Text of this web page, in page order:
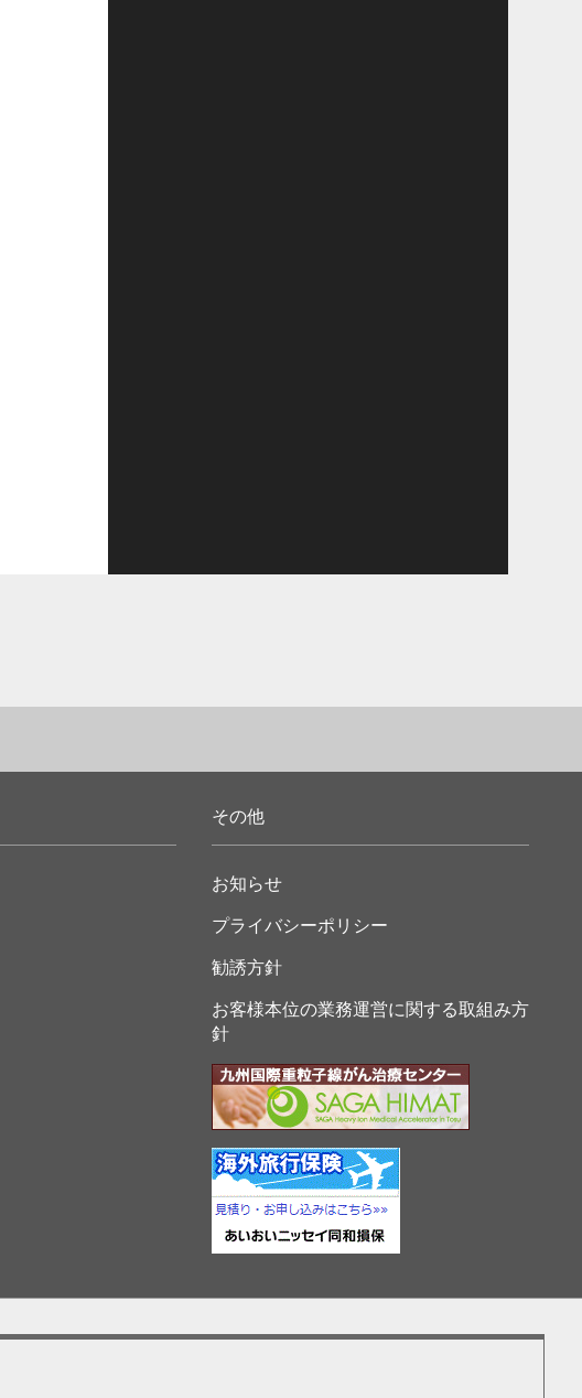
その他
お知らせ
プライバシーポリシー
勧誘方針
お客様本位の業務運営に関する取組み方
針